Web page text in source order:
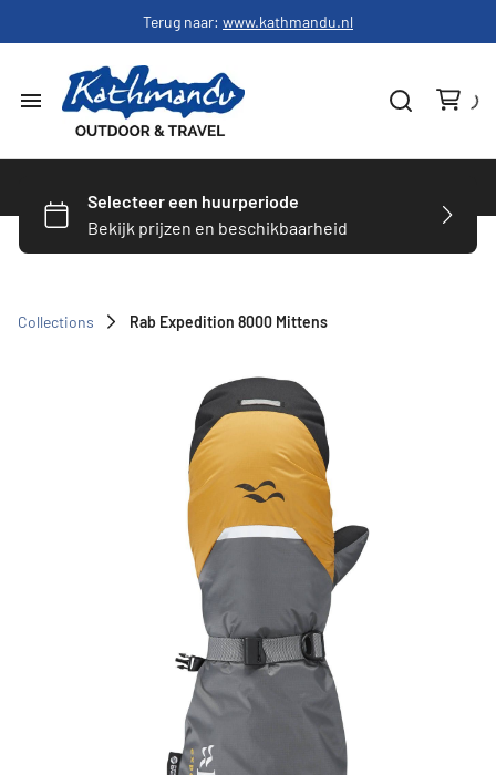
Terug naar: www.kathmandu.nl
Home
Dames
Collections Rab Expedition 8000 Mittens